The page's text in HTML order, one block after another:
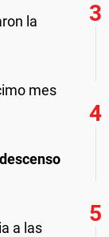
la
mes
a las